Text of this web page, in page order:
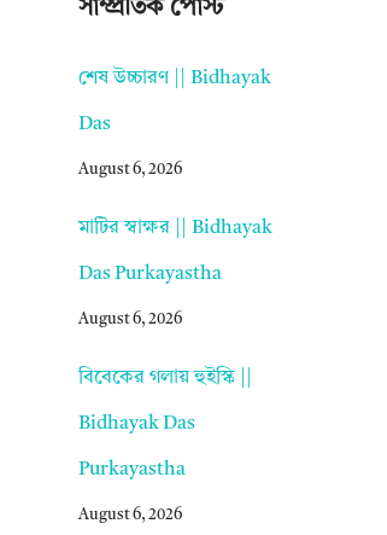
সাম্প্রতিক পোস্ট
শেষ উচ্চারণ || Bidhayak
Das
August 6, 2026
মাটির স্বাক্ষর || Bidhayak
Das Purkayastha
August 6, 2026
বিবেকের গলায় হুইস্কি ||
Bidhayak Das
Purkayastha
August 6, 2026